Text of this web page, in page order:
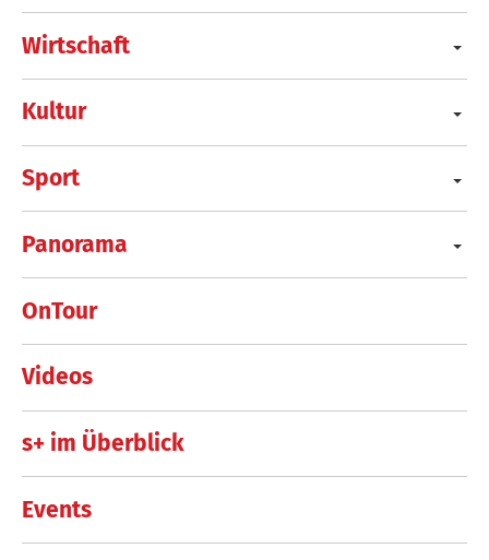
Wirtschaft
Kultur
Sport
Panorama
OnTour
Videos
s+ im Überblick
Events